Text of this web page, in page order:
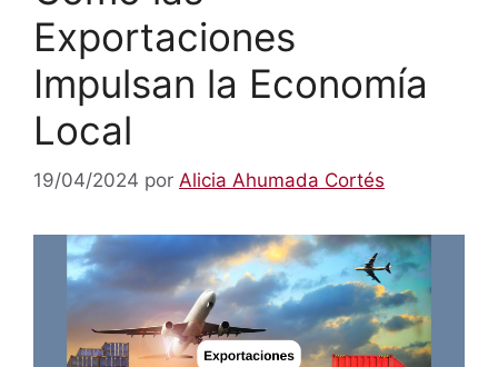
Exportaciones
Impulsan la Economía
Local
19/04/2024 por Alicia Ahumada Cortés